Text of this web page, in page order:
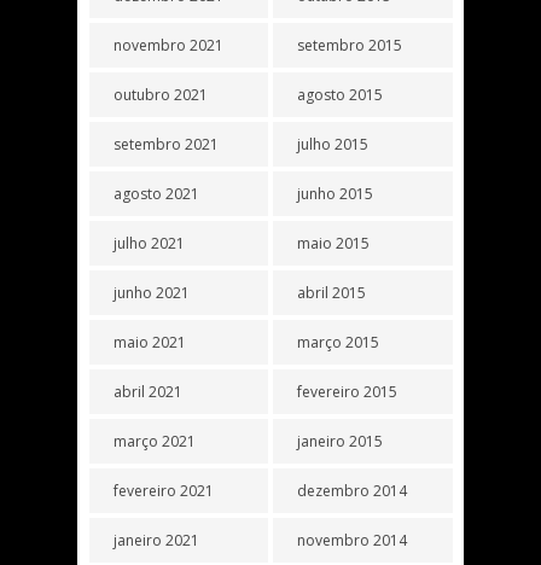
novembro 2021
outubro 2021
setembro 2021
agosto 2021
julho 2021
junho 2021
maio 2021
abril 2021
março 2021
fevereiro 2021
janeiro 2021
setembro 2015
agosto 2015
julho 2015
junho 2015
maio 2015
abril 2015
março 2015
fevereiro 2015
janeiro 2015
dezembro 2014
novembro 2014